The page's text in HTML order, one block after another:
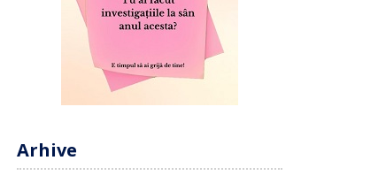
Arhive